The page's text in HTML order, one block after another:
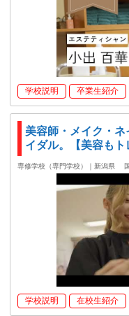
学校説明 卒業生紹介
美容師・メイク・
イダル。【美容も
専修学校（専門学校）｜新潟県
学校説明 在校生紹介